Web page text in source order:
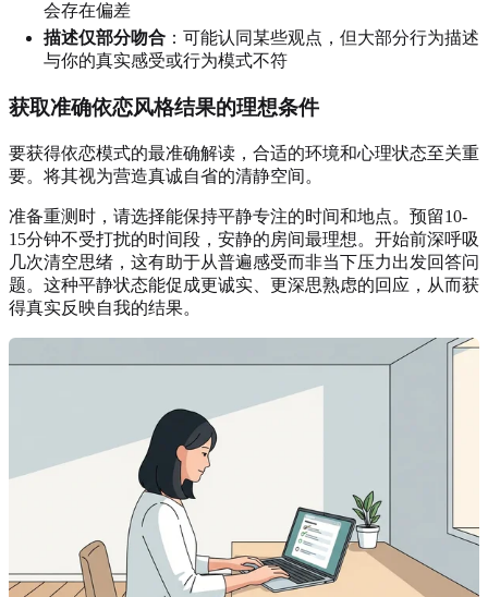
会存在偏差
描述仅部分吻合 ：可能认同某些观点，但大部分行为描述
与你的真实感受或行为模式不符
获取准确依恋风格结果的理想条件
要获得依恋模式的最准确解读，合适的环境和心理状态至关重
要。将其视为营造真诚自省的清静空间。
准备重测时，请选择能保持平静专注的时间和地点。预留10-
15分钟不受打扰的时间段，安静的房间最理想。开始前深呼吸
几次清空思绪，这有助于从普遍感受而非当下压力出发回答问
题。这种平静状态能促成更诚实、更深思熟虑的回应，从而获
得真实反映自我的结果。